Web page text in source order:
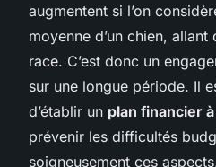
augmentent si l’on
moyenne d’un chien, allant
race. C’est donc un
sur une longue période. Il
d’établir un plan financier
prévenir les difficultés
soigneusement ces